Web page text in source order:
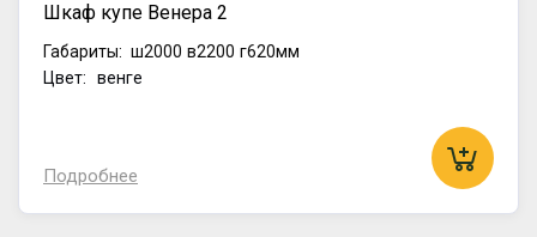
Шкаф купе Венера 2
Габариты: ш2000 в2200 г620мм
Цвет: венге
Подробнее